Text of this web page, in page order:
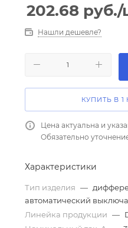
202.68 руб./
Нашли дешевле?
КУПИТЬ В 1
Цена актуальна и
Обязательно
Характеристики
Тип изделия —
автоматический
Линейка продукции —